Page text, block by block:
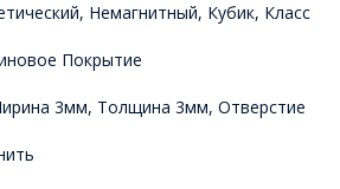
Немагнитный, Кубик, Класс
Покрытие
3мм, Толщина 3мм, Отверстие